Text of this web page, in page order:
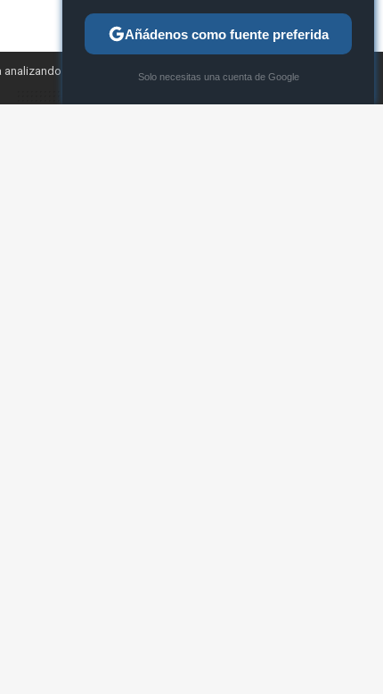
TWEET
tu
Añádenos como fuente preferida
Solo necesitas una cuenta de Google